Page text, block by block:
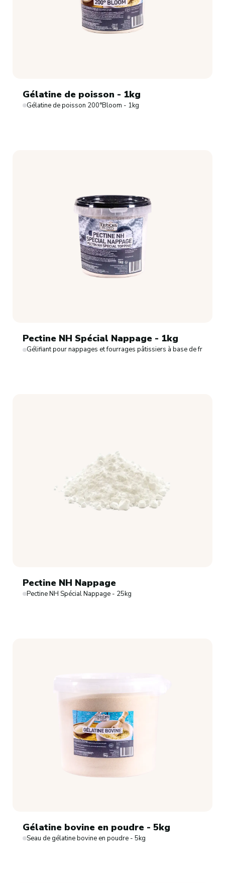
Gélatine de poisson - 1kg
Gélatine de poisson 200°Bloom - 1kg
Pectine NH Spécial Nappage - 1kg
Gélifiant pour nappages et fourrages pâtissiers à base de fruits
Pectine NH Nappage
Pectine NH Spécial Nappage - 25kg
Gélatine bovine en poudre - 5kg
Seau de gélatine bovine en poudre - 5kg